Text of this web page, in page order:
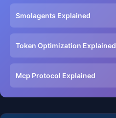
Smolagents Explained
Token Optimization Explained
Mcp Protocol Explained